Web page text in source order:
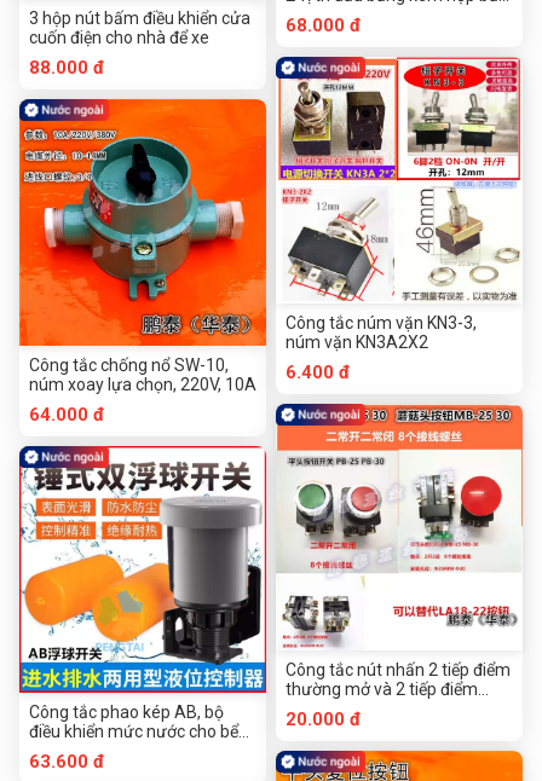
3 hộp nút bấm điều khiển cửa
cuốn điện cho nhà để xe
88.000 đ
Công tắc chống nổ SW-10,
núm xoay lựa chọn, 220V, 10A
64.000 đ
Công tắc phao kép AB, bộ
điều khiển mức nước cho bể
chứa và tháp nước có dây
treo
63.600 đ
vệ 3 vị trí
68.000 đ
Công tắc núm vặn KN3-3,
núm vặn KN3A2X2
6.400 đ
Công tắc nút nhấn 2 tiếp điểm
thường mở và 2 tiếp điểm
thường đóng, đầu phẳng và
đầu tròn, đường kính 25mm
20.000 đ